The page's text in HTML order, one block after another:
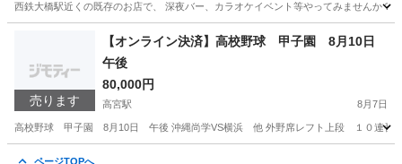
西鉄大橋駅近くの既存のお店で、 深夜バー、カラオケイベント等やってみませんか？
大橋駅 パーティー 明治屋
売ります
【オンライン決済】高校野球 甲子園 8月10日
午後
80,000円
高宮駅 8月7日
高校野球 甲子園 8月10日 午後 沖縄尚学VS横浜 他 外野席レフト上段 １０連番あ
ページTOPへ